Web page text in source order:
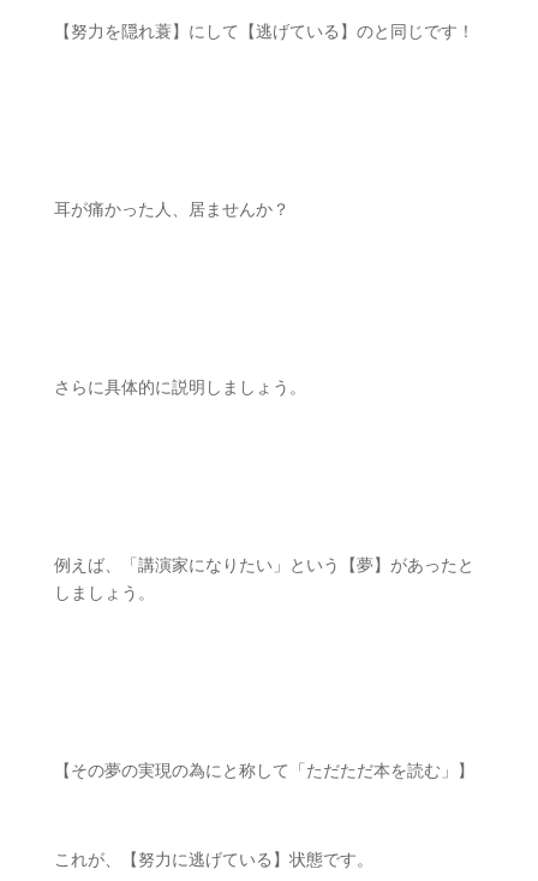
【努力を隠れ蓑】にして【逃げている】のと同じです！
耳が痛かった人、居ませんか？
さらに具体的に説明しましょう。
例えば、「講演家になりたい」という【夢】があったと
しましょう。
【その夢の実現の為にと称して「ただただ本を読む」】
これが、【努力に逃げている】状態です。